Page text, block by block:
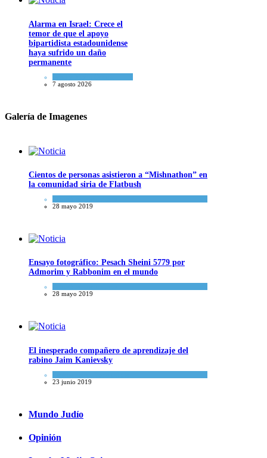
Alarma en Israel: Crece el
temor de que el apoyo
bipartidista estadounidense
haya sufrido un daño
permanente
7 agosto 2026
Galería de Imagenes
Cientos de personas asistieron a “Mishnathon” en
la comunidad siria de Flatbush
28 mayo 2019
Ensayo fotográfico: Pesach Sheini 5779 por
Admorim y Rabbonim en el mundo
28 mayo 2019
El inesperado compañero de aprendizaje del
rabino Jaim Kanievsky
23 junio 2019
Mundo Judío
Opinión